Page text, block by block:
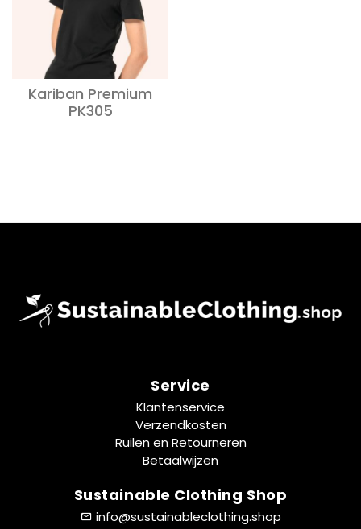
Kariban Premium
PK305
Service
Klantenservice
Verzendkosten
Ruilen en Retourneren
Betaalwijzen
Sustainable Clothing Shop
info@sustainableclothing.shop